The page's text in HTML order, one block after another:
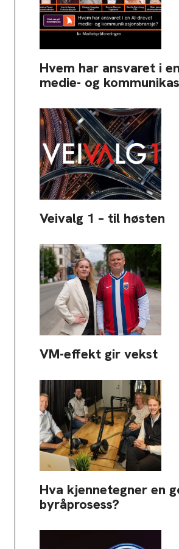
Hvem har ansvaret i
medie- og
Veivalg 1 – til høsten
VM-effekt gir vekst
Hva kjennetegner en
byråprosess?